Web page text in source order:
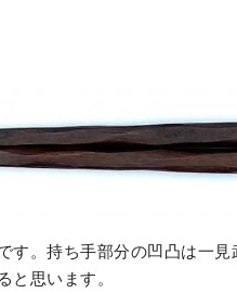
。持ち手部分の凹凸は一
と思います。